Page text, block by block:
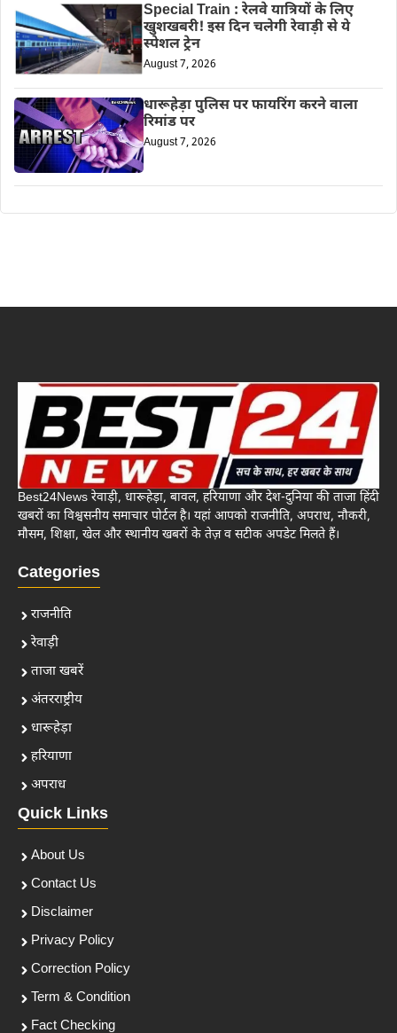
Special Train : रेलवे यात्रियों के लिए
खुशखबरी! इस दिन चलेगी रेवाड़ी से ये
स्पेशल ट्रेन
August 7, 2026
धारूहेड़ा पुलिस पर फायरिंग करने वाला
रिमांड पर
August 7, 2026
Best24News रेवाड़ी, धारूहेड़ा, बावल, हरियाणा और देश-दुनिया की ताजा हिंदी
खबरों का विश्वसनीय समाचार पोर्टल है। यहां आपको राजनीति, अपराध, नौकरी,
मौसम, शिक्षा, खेल और स्थानीय खबरों के तेज़ व सटीक अपडेट मिलते हैं।
Categories
राजनीति
रेवाड़ी
ताजा खबरें
अंतरराष्ट्रीय
धारूहेड़ा
हरियाणा
अपराध
Quick Links
About Us
Contact Us
Disclaimer
Privacy Policy
Correction Policy
Term & Condition
Fact Checking